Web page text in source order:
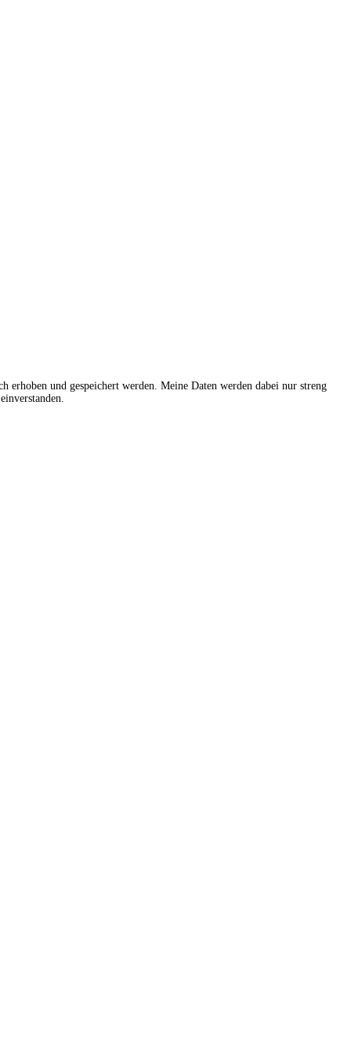
und gespeichert werden. Meine Daten werden dabei nur streng